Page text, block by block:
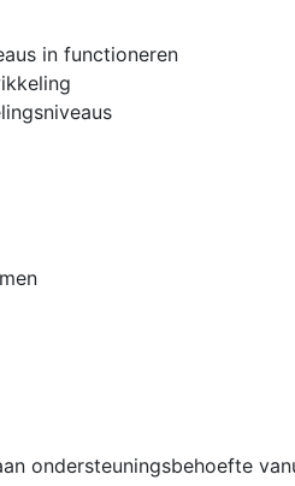
in functioneren
ondersteuningsbehoefte